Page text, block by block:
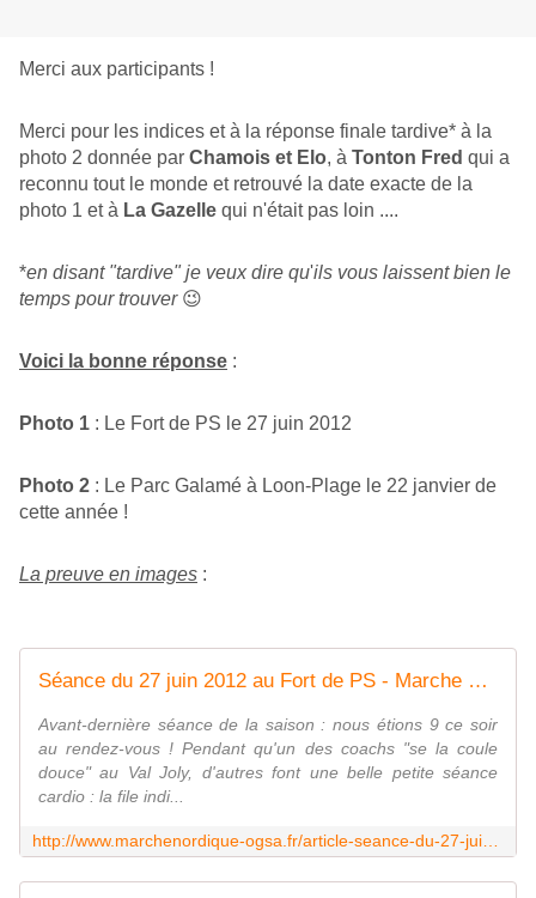
Merci aux participants !
Merci pour les indices et à la réponse finale tardive* à la
photo 2 donnée par Chamois et Elo, à Tonton Fred qui a
reconnu tout le monde et retrouvé la date exacte de la
photo 1 et à La Gazelle qui n'était pas loin ....
*en disant "tardive" je veux dire qu'ils vous laissent bien le
temps pour trouver😉
Voici la bonne réponse :
Photo 1 : Le Fort de PS le 27 juin 2012
Photo 2 : Le Parc Galamé à Loon-Plage le 22 janvier de
cette année !
La preuve en images :
Séance du 27 juin 2012 au Fort de PS - Marche Nordique O.G.S. Athlétisme
Avant-dernière séance de la saison : nous étions 9 ce soir
au rendez-vous ! Pendant qu'un des coachs "se la coule
douce" au Val Joly, d'autres font une belle petite séance
cardio : la file indi...